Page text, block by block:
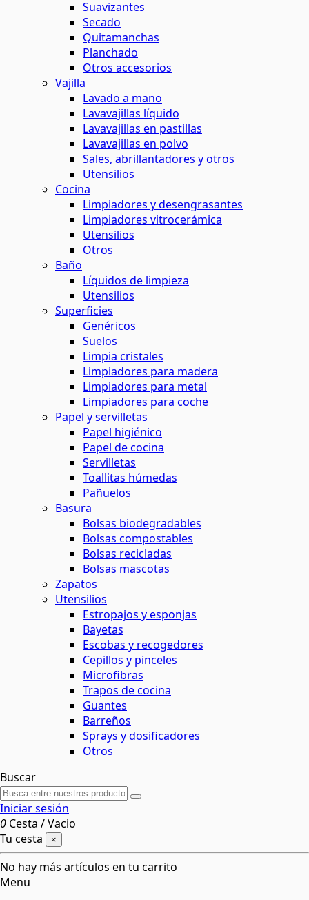
Suavizantes
Secado
Quitamanchas
Planchado
Otros accesorios
Vajilla
Lavado a mano
Lavavajillas líquido
Lavavajillas en pastillas
Lavavajillas en polvo
Sales, abrillantadores y otros
Utensilios
Cocina
Limpiadores y desengrasantes
Limpiadores vitrocerámica
Utensilios
Otros
Baño
Líquidos de limpieza
Utensilios
Superficies
Genéricos
Suelos
Limpia cristales
Limpiadores para madera
Limpiadores para metal
Limpiadores para coche
Papel y servilletas
Papel higiénico
Papel de cocina
Servilletas
Toallitas húmedas
Pañuelos
Basura
Bolsas biodegradables
Bolsas compostables
Bolsas recicladas
Bolsas mascotas
Zapatos
Utensilios
Estropajos y esponjas
Bayetas
Escobas y recogedores
Cepillos y pinceles
Microfibras
Trapos de cocina
Guantes
Barreños
Sprays y dosificadores
Otros
Buscar
Iniciar sesión
0 Cesta /Vacio
Tu cesta
×
No hay más artículos en tu carrito
Menu